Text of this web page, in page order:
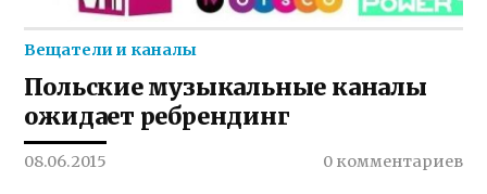
Вещатели и каналы
Польские музыкальные каналы
ожидает ребрендинг
08.06.2015 0 комментариев